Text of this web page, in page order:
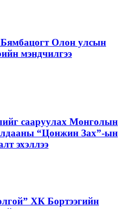
Олон улсын
мэндчилгээ
сааруулах Монголын
“Цонжин Зах”-ын
эхэллээ
ХК Бортээгийн